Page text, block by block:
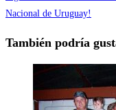
Nacional de Uruguay!
También podría